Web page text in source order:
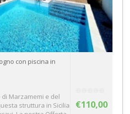
€110,00
con piscina in
Marzamemi e del
struttura in Sicilia